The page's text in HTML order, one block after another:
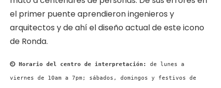
el primer puente aprendieron ingenieros y
arquitectos y de ahí el diseño actual de este icono
de Ronda.
⏲ Horario del centro de interpretación: de lunes a
viernes de 10am a 7pm; sábados, domingos y festivos de